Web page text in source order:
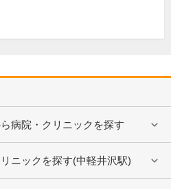
病院・クリニックを探す
ニックを探す(中軽井沢駅)